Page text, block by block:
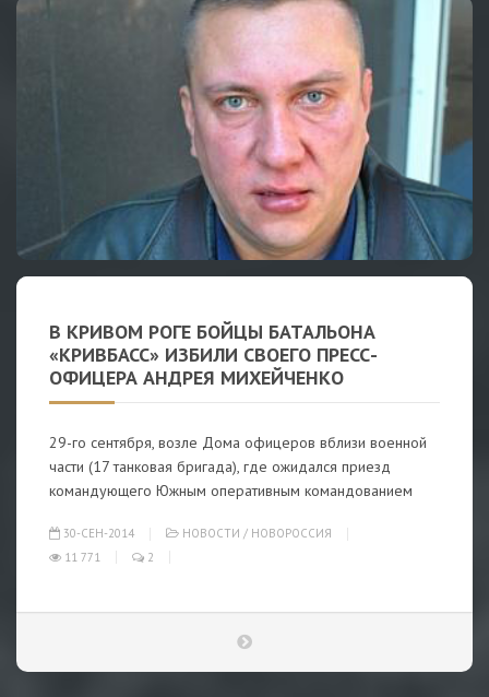
В КРИВОМ РОГЕ БОЙЦЫ БАТАЛЬОНА
«КРИВБАСС» ИЗБИЛИ СВОЕГО ПРЕСС-
ОФИЦЕРА АНДРЕЯ МИХЕЙЧЕНКО
29-го сентября, возле Дома офицеров вблизи военной
части (17 танковая бригада), где ожидался приезд
командующего Южным оперативным командованием
30-СЕН-2014 НОВОСТИ / НОВОРОССИЯ
11 771
2